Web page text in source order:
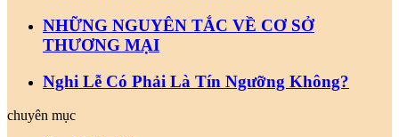
NHỮNG NGUYÊN TẮC VỀ CƠ SỞ
THƯƠNG MẠI
Nghi Lễ Có Phải Là Tín Ngưỡng Không?
chuyên mục